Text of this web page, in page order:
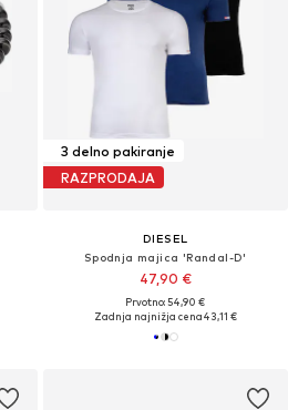
3 delno pakiranje
RAZPRODAJA
DIESEL
Spodnja majica 'Randal-D'
47,90 €
Prvotno: 54,90 €
Zadnja najnižja cena43,11 €